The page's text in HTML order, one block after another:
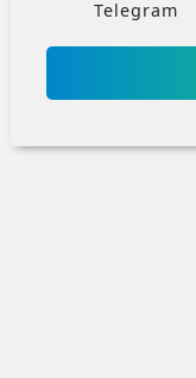
Telegram